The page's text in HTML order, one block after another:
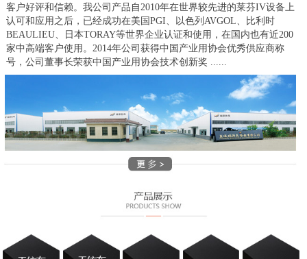
客户好评和信赖。我公司产品自2010年在世界较先进的莱芬IV设备上
认可和应用之后，已经成功在美国PGI、以色列AVGOL、比利时
BEAULIEU、日本TORAY等世界企业认证和使用，在国内也有近200
家中高端客户使用。2014年公司获得中国产业用协会优秀供应商称
号，公司董事长荣获中国产业用协会技术创新奖 ......